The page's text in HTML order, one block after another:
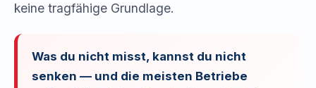
keine tragfähige Grundlage.
Was du nicht misst, kannst du nicht
senken — und die meisten Betriebe